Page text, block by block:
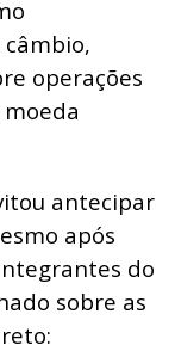
operações
antecipar
após
do
sobre as